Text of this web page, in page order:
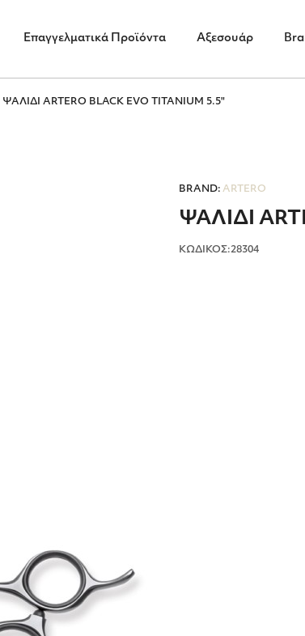
Επαγγελματικά Προϊόντα Αξεσουάρ
ΨΑΛΙΔΙ ARTERO BLACK EVO TITANIUM 5.5"
BRAND: ARTERO
ΨΑΛΙΔΙ
ΚΩΔΙΚΟΣ:28304